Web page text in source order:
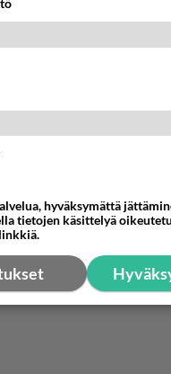
hyväksymättä
tietojen käsittelyä